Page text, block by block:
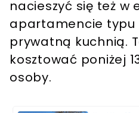
nacieszyć się też w
apartamencie typu
prywatną kuchnią.
kosztować poniżej
osoby.